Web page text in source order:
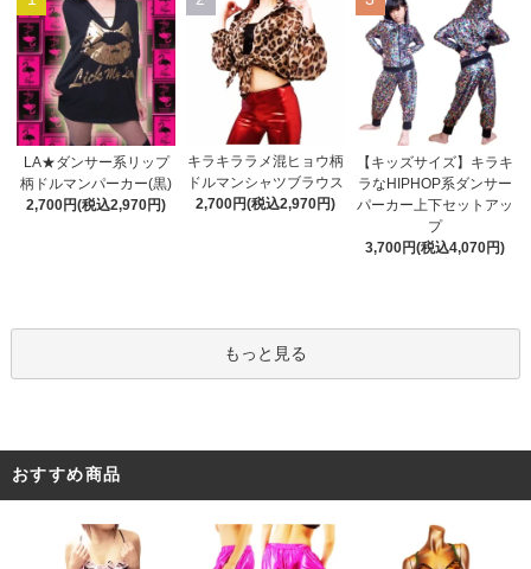
LA★ダンサー系リップ
柄ドルマンパーカー(黒)
2,700円(税込2,970円)
キラキララメ混ヒョウ柄
ドルマンシャツブラウス
2,700円(税込2,970円)
【キッズサイズ】キラキ
ラなHIPHOP系ダンサー
パーカー上下セットアッ
プ
3,700円(税込4,070円)
もっと見る
おすすめ商品